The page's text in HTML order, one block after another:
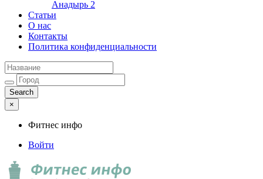
Анадырь 2
Статьи
О нас
Контакты
Политика конфиденциальности
×
Фитнес инфо
Войти